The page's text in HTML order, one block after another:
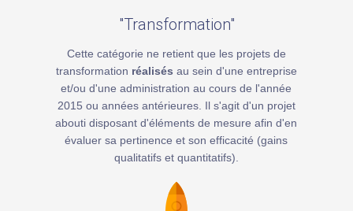
"Transformation"
Cette catégorie ne retient que les projets de
transformation réalisés au sein d'une entreprise
et/ou d'une administration au cours de l'année
2015 ou années antérieures. Il s'agit d'un projet
abouti disposant d'éléments de mesure afin d'en
évaluer sa pertinence et son efficacité (gains
qualitatifs et quantitatifs).